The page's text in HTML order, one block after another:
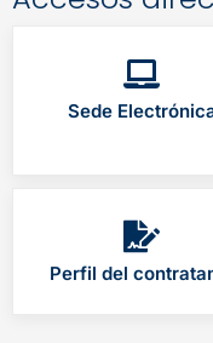
Sede
Perfil del